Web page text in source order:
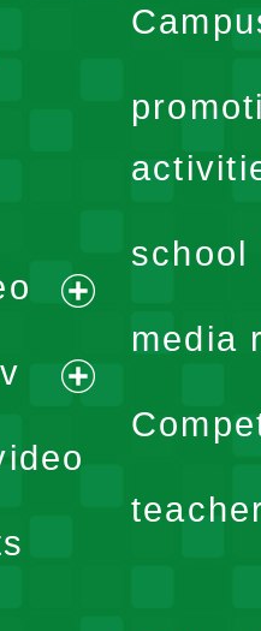
school
media
expand
menu
expand